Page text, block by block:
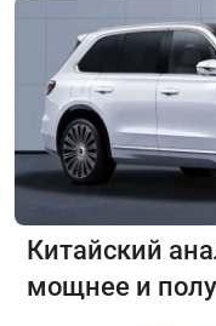
Китайский
мощнее и